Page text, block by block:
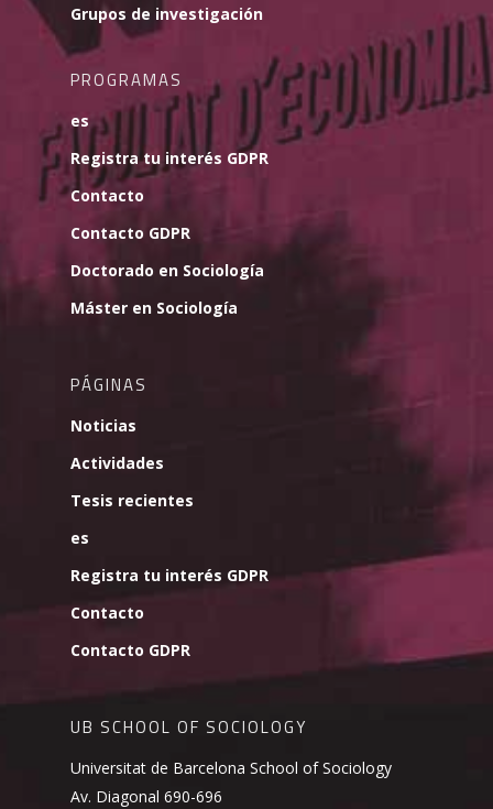
Grupos de investigación
PROGRAMAS
es
Registra tu interés GDPR
Contacto
Contacto GDPR
Doctorado en Sociología
Máster en Sociología
PÁGINAS
Noticias
Actividades
Tesis recientes
es
Registra tu interés GDPR
Contacto
Contacto GDPR
UB SCHOOL OF SOCIOLOGY
Universitat de Barcelona School of Sociology
Av. Diagonal 690-696